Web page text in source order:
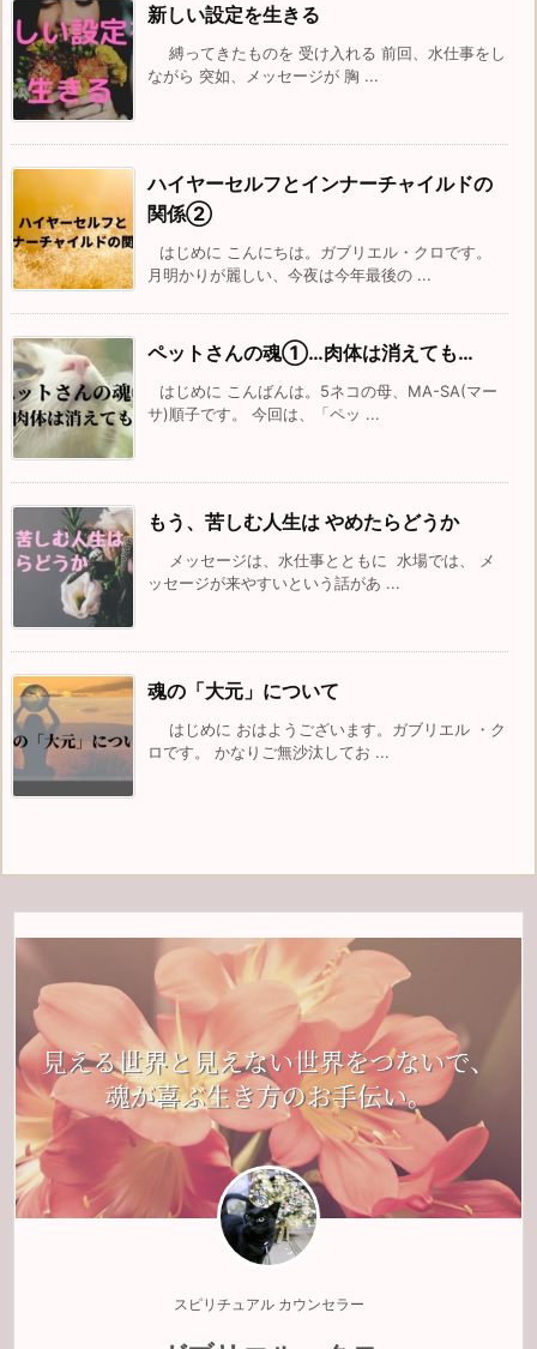
新しい設定を生きる
縛ってきたものを 受け入れる 前回、水仕事をし
ながら 突如、メッセージが 胸 ...
ハイヤーセルフとインナーチャイルドの
関係②
はじめに こんにちは。ガブリエル・クロです。
月明かりが麗しい、今夜は今年最後の ...
ペットさんの魂①…肉体は消えても…
はじめに こんばんは。5ネコの母、MA-SA(マー
サ)順子です。 今回は、「ペッ ...
もう、苦しむ人生は やめたらどうか
メッセージは、水仕事とともに 水場では、 メ
ッセージが来やすいという話があ ...
魂の「大元」について
はじめに おはようございます。ガブリエル ・ク
ロです。 かなりご無沙汰してお ...
スピリチュアル カウンセラー